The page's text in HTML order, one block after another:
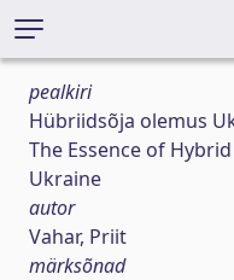
pealkiri
Hübriidsõja olemus
The Essence of
Ukraine
autor
Vahar, Priit
märksõnad